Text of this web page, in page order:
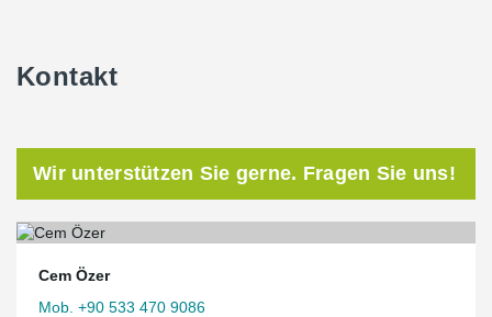
Kontakt
Wir unterstützen Sie gerne. Fragen Sie uns!
Cem Özer
Mob. +90 533 470 9086